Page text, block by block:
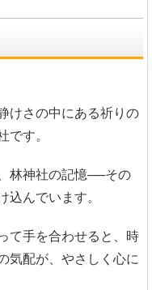
けさの中にある祈りの
です。
林神社の記憶──その
んでいます。
て手を合わせると、時
気配が、やさしく心に